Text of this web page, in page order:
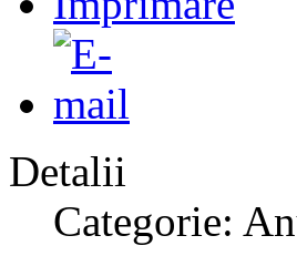
Detalii
Categorie: